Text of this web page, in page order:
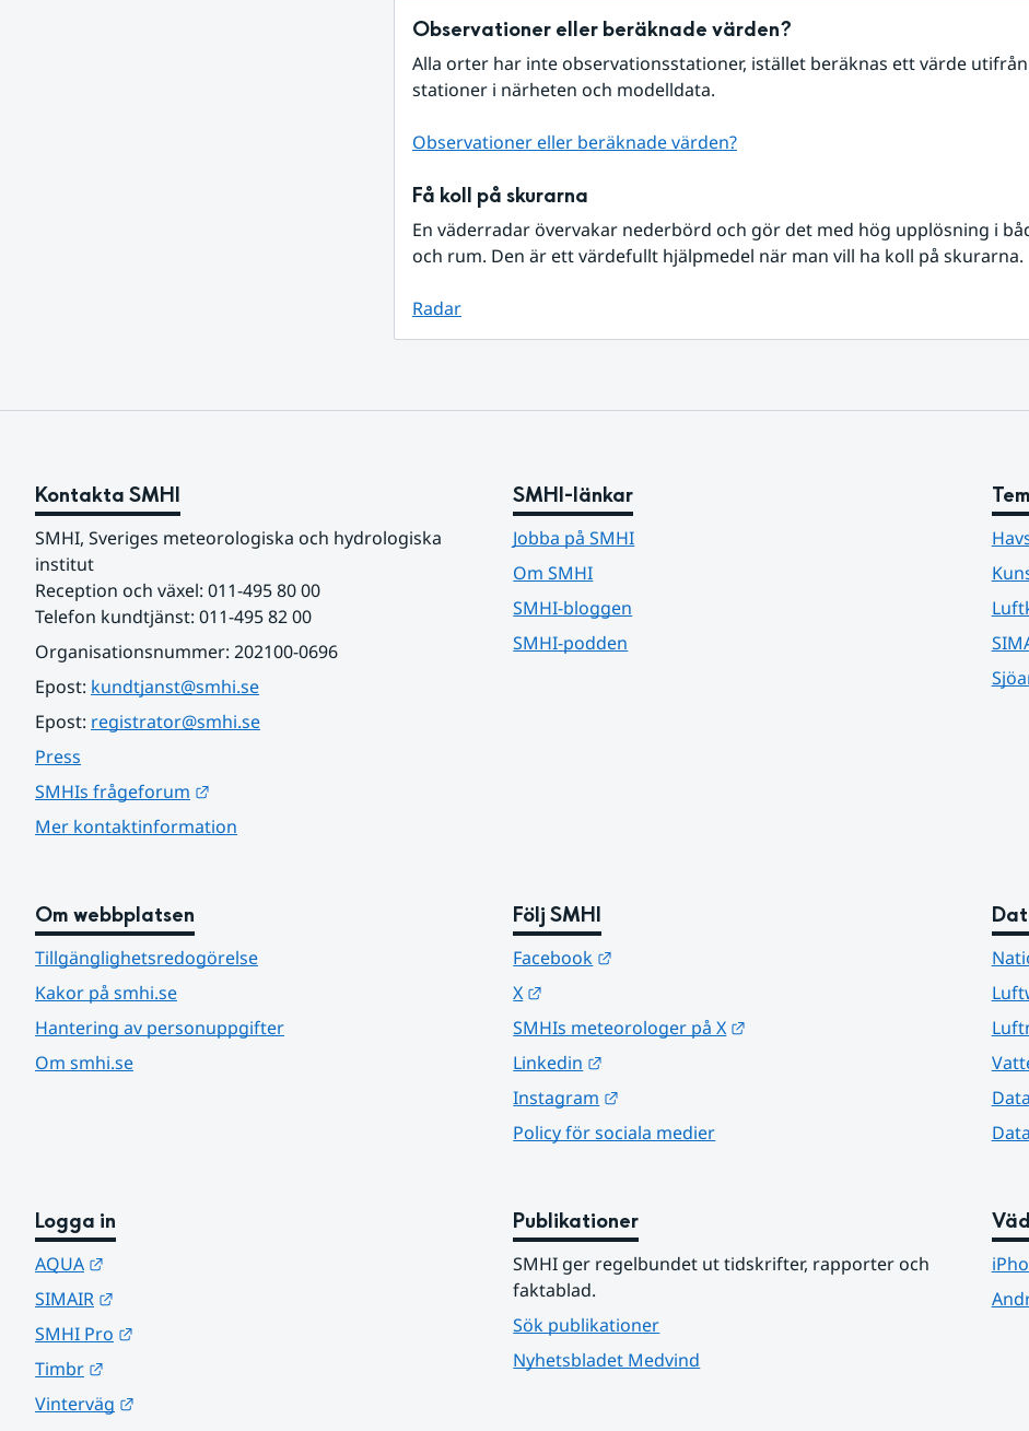
Observationer eller beräknade värden?
Alla orter har inte observationsstationer, istället beräknas ett värde utifrån
stationer i närheten och modelldata.
Observationer eller beräknade värden?
Få koll på skurarna
En väderradar övervakar nederbörd och gör det med hög upplösning i
och rum. Den är ett värdefullt hjälpmedel när man vill ha koll på skurarna.
Radar
Kontakta SMHI
SMHI, Sveriges meteorologiska och hydrologiska
institut
Reception och växel: 011-495 80 00
Telefon kundtjänst: 011-495 82 00
Organisationsnummer: 202100-0696
Epost: kundtjanst@smhi.se
Epost: registrator@smhi.se
Press
SMHIs frågeforum
Mer kontaktinformation
SMHI-länkar
Jobba på SMHI
Om SMHI
SMHI-bloggen
SMHI-podden
Om webbplatsen
Tillgänglighetsredogörelse
Kakor på smhi.se
Hantering av personuppgifter
Om smhi.se
Följ SMHI
Facebook
X
SMHIs meteorologer på X
Linkedin
Instagram
Policy för sociala medier
Logga in
AQUA
SIMAIR
SMHI Pro
Timbr
Vinterväg
Publikationer
SMHI ger regelbundet ut tidskrifter, rapporter och
faktablad.
Sök publikationer
Nyhetsbladet Medvind